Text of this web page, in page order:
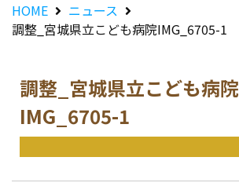
HOME
ニュース
調整_宮城県立こども病院IMG_6705-1
調整_宮城県立こども病院
IMG_6705-1